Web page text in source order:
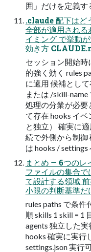
囲」だけを定義す
.claude 配下はど
全部が適用される
イミング で挙動
効き方
セッション開始時
的強く効く rules
に適用 候補として
または /skill-
処理の分業が必要
て存在 hooks イ
と独立） 確実に
続で外側から制御
は hooks /
まとめ — 6つのレ
ファイルの集合
て設計する領域
小限の判断基準だ
rules paths で条
順 skills 1 skill = 1
agents 独立した
hooks 確実に実行
settings.json 実行